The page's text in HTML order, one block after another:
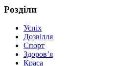
Розділи
Успіх
Дозвілля
Спорт
Здоров’я
Краса